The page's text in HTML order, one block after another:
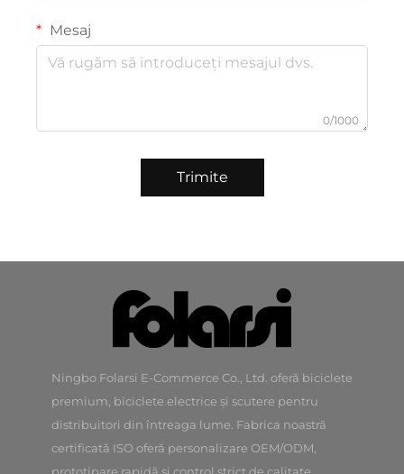
Mesaj
0/1000
Trimite
Ningbo Folarsi E-Commerce Co., Ltd. oferă biciclete
premium, biciclete electrice și scutere pentru
distribuitori din întreaga lume. Fabrica noastră
certificată ISO oferă personalizare OEM/ODM,